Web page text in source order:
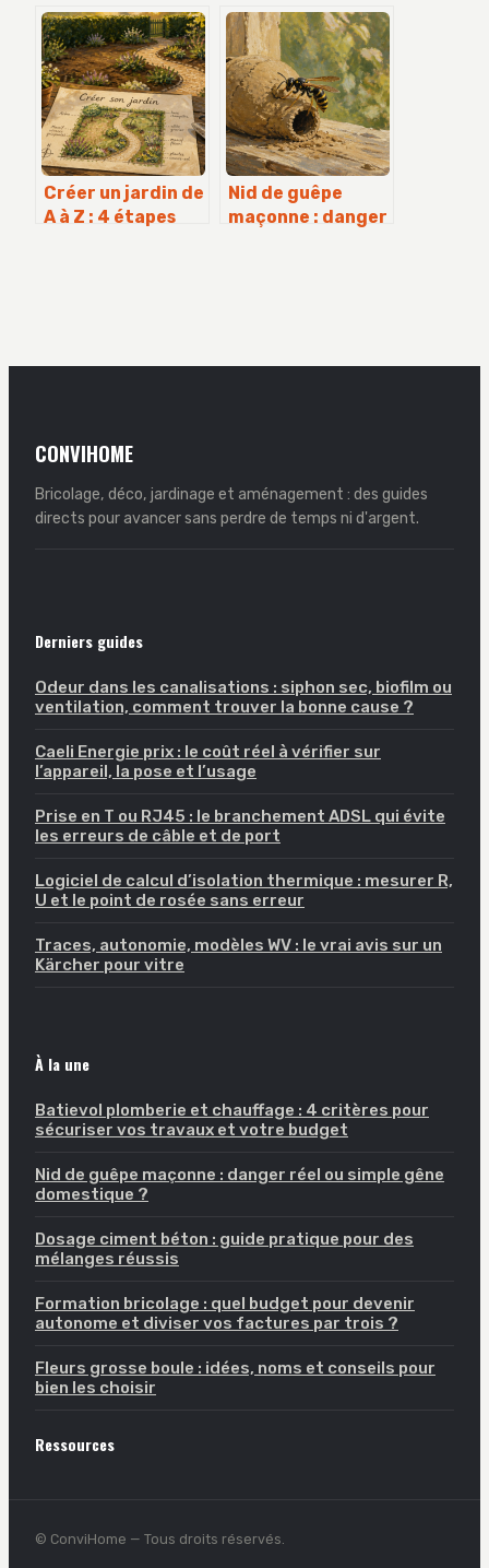
l’intérieur :
méthodes simples
et efficaces
solutions et
prévention au
jardin
Créer un jardin de
A à Z : 4 étapes
Nid de guêpe
maçonne : danger
CONVIHOME
Bricolage, déco, jardinage et aménagement : des guides
directs pour avancer sans perdre de temps ni d'argent.
Derniers guides
Odeur dans les canalisations : siphon sec, biofilm ou
ventilation, comment trouver la bonne cause ?
Caeli Energie prix : le coût réel à vérifier sur
l’appareil, la pose et l’usage
Prise en T ou RJ45 : le branchement ADSL qui évite
les erreurs de câble et de port
Logiciel de calcul d’isolation thermique : mesurer R,
U et le point de rosée sans erreur
Traces, autonomie, modèles WV : le vrai avis sur un
Kärcher pour vitre
À la une
Batievol plomberie et chauffage : 4 critères pour
sécuriser vos travaux et votre budget
Nid de guêpe maçonne : danger réel ou simple gêne
domestique ?
Dosage ciment béton : guide pratique pour des
mélanges réussis
Formation bricolage : quel budget pour devenir
autonome et diviser vos factures par trois ?
Fleurs grosse boule : idées, noms et conseils pour
bien les choisir
Ressources
© ConviHome — Tous droits réservés.